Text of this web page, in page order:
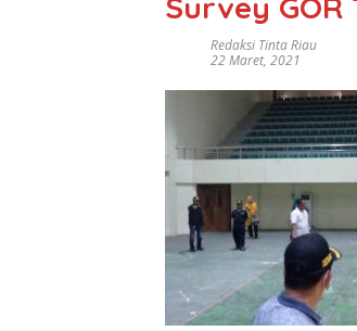
Redaksi Tinta Riau
22 Maret, 2021